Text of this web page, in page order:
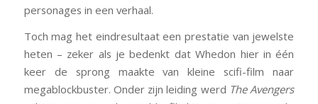
personages in een verhaal.
Toch mag het eindresultaat een prestatie van jewelste
heten – zeker als je bedenkt dat Whedon hier in één
keer de sprong maakte van kleine scifi-film naar
megablockbuster. Onder zijn leiding werd The Avengers